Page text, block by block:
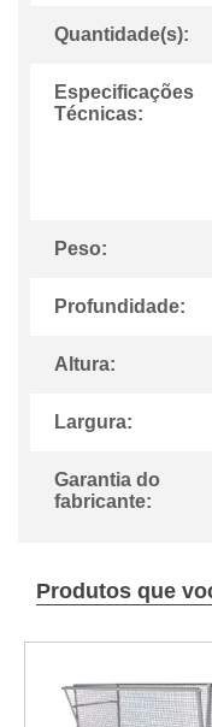
Quantidade(s):
Especificações
Técnicas:
Peso:
Profundidade:
Altura:
Largura:
Garantia do
fabricante:
Produtos que